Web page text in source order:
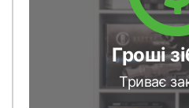
Гроші
Триває